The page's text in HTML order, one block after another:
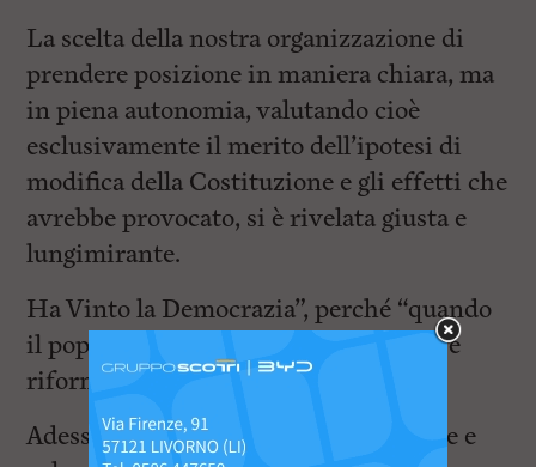
La scelta della nostra organizzazione di
prendere posizione in maniera chiara, ma
in piena autonomia, valutando cioè
esclusivamente il merito dell’ipotesi di
modifica della Costituzione e gli effetti che
avrebbe provocato, si è rivelata giusta e
lungimirante.
Ha Vinto la Democrazia”, perché “quando
il popolo può scegliere boccia le cattive
riforme.
Adesso c’è da gestire la ricomposizione e